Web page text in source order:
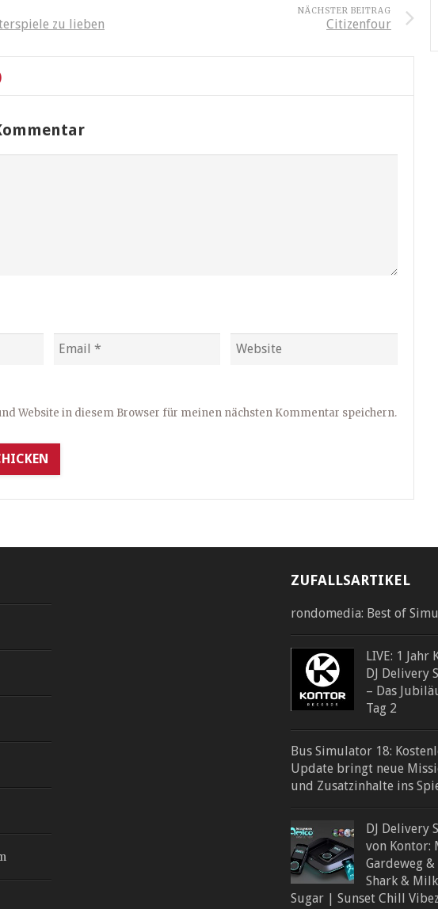
zu lieben
NÄCHSTER BEITRAG
Citizenfour
Website in diesem Browser für meinen nächsten Kommentar speichern.
ZUFALLSARTIKEL
rondomedia: Best of
LIVE: 1 Jahr
DJ Delivery
– Das
Tag 2
Bus Simulator 18:
Update bringt neue
und Zusatzinhalte ins
DJ Delivery
von Kontor:
Gardeweg &
Shark &
Sugar | Sunset Chill